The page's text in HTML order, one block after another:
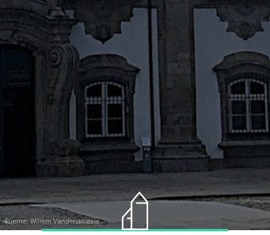
Fuente: Willem Vandenameele